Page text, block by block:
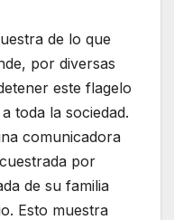
de lo que
por diversas
este flagelo
toda la sociedad.
comunicadora
por
de su familia
Esto muestra